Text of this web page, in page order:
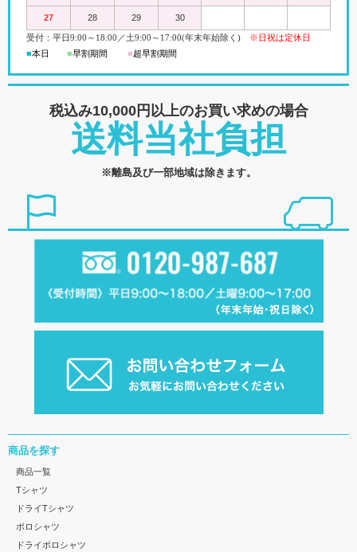
27 28 29 30
受付：平日9:00 ～18:00 ／ 土9:00 ～ 17:00(年末年始除く) ※日祝は定休日
■本日 ■早割期間 ■超早割期間
税込み10,000円以上のお買い求めの場合
送料当社負担
※離島及び一部地域は除きます。
商品を探す
商品一覧
Tシャツ
ドライTシャツ
ポロシャツ
ドライポロシャツ